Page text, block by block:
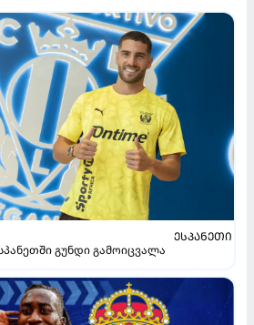
ᲔᲡᲞᲐᲜᲔᲗᲘ
გუნდი გამოიცვალა